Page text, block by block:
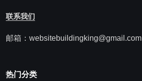
联系我们
邮箱：websitebuildingking@gmail.com
热门分类